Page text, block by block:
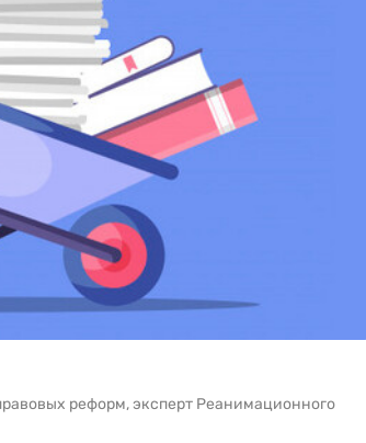
реформ, эксперт Реанимационного